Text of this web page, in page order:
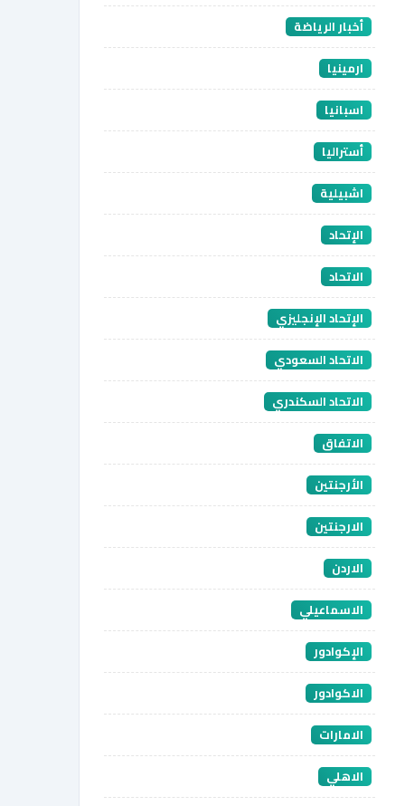
أخبار الرياضة
ارمينيا
اسبانيا
أستراليا
اشبيلية
الإتحاد
الاتحاد
الإتحاد الإنجليزي
الاتحاد السعودي
الاتحاد السكندري
الاتفاق
الأرجنتين
الارجنتين
الاردن
الاسماعيلي
الإكوادور
الاكوادور
الامارات
الاهلي